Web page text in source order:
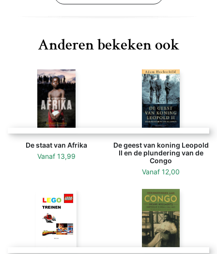
Anderen bekeken ook
De staat van Afrika
Vanaf 13,99
De geest van koning Leopold
II en de plundering van de
Congo
Vanaf 12,00